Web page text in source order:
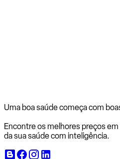
Uma boa saúde começa com
Encontre os melhores preços
da sua saúde com inteligência.